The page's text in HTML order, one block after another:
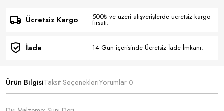
Ücretsiz Kargo 500₺ ve üzeri alışverişlerde ücretsiz kargo
fırsatı.
İade 14 Gün içerisinde Ücretsiz İade İmkanı.
Ürün BilgisiTaksit SeçenekleriYorumlar 0